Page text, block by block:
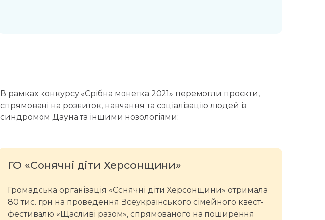
В рамках конкурсу «Срібна монетка 2021» перемогли проєкти,
спрямовані на розвиток, навчання та соціалізацію людей із
синдромом Дауна та іншими нозологіями:
ГО «Сонячні діти Херсонщини»
Громадська організація «Сонячні діти Херсонщини» отримала
80 тис. грн на проведення Всеукраїнського сімейного квест-
фестивалю «Щасливі разом», спрямованого на поширення